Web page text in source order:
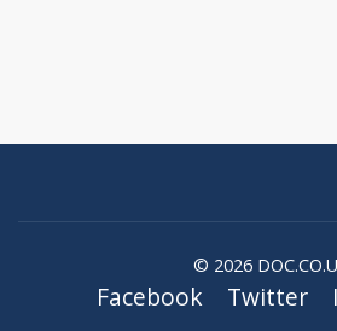
© 2026
Facebook Twitter